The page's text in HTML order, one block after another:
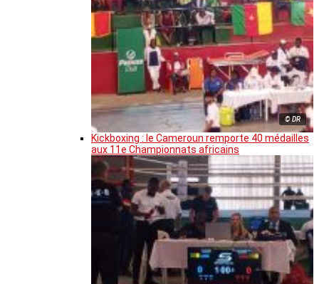
© DR
Kickboxing : le Cameroun remporte 40 médailles
aux 11e Championnats africains